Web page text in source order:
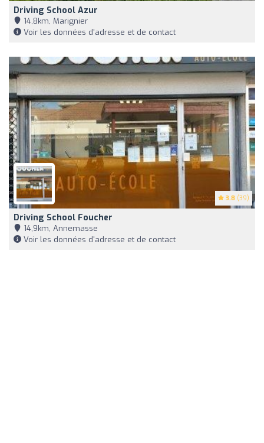
Driving School Azur
14,8km, Marignier
Voir les données d'adresse et de contact
3.8 (39)
Driving School Foucher
14,9km, Annemasse
Voir les données d'adresse et de contact